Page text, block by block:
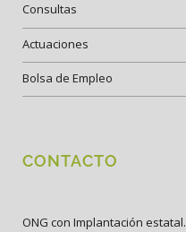
Consultas
Actuaciones
Bolsa de Empleo
CONTACTO
ONG con Implantación estatal.